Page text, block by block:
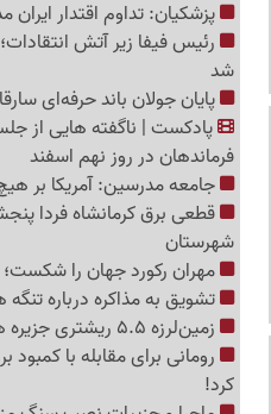
پزشکیان: تداوم اقتدار
رئیس فیفا زیر آتش انتقادات؛
شد
پایان جولان باند حرفه‌ای
پادکست | ناگفته هایی از
فرماندهان در روز نهم اسفند
جامعه مدرسین: آمریکا بر
شهرستان
مهران رکورد جهان را شکست؛ 266 هزار تردد در یک روز
تشویق به مذاکره درباره
زمین‌لرزه 5.5 ریشتری جزیره هالماهرا اندونزی را لرزاند
کرد!